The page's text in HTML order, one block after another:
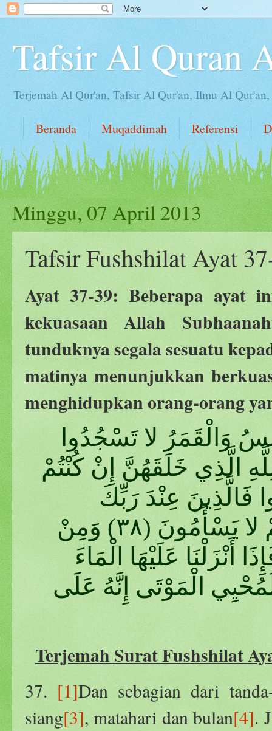
Tafsir Al Quran
Terjemah Al Qur'an, Tafsir Al Qur'an, Ilmu Al
Beranda Muqaddimah Referensi
Minggu, 07 April 2013
Tafsir Fushshilat Ayat
Ayat 37-39: Beberapa ayat
kekuasaan Allah
tunduknya segala sesuatu
matinya menunjukkan
menghidupkan orang-orang
وَالْقَمَرُ لا تَسْجُدُوا
الَّذِي خَلَقَهُنَّ إِنْ كُنْتُمْ
فَالَّذِينَ عِنْدَ رَبِّكَ
يُسَبِّحُونَ لَهُ بِاللَّيْلِ وَالنَّهَارِ وَهُمْ لا يَسْأَمُونَ (٣٨) وَمِنْ
أَنْزَلْنَا عَلَيْهَا الْمَاءَ
الْمَوْتَى إِنَّهُ عَلَى
Terjemah Surat Fushshilat
37. [1]Dan sebagian dari
siang[3], matahari dan bulan[4].